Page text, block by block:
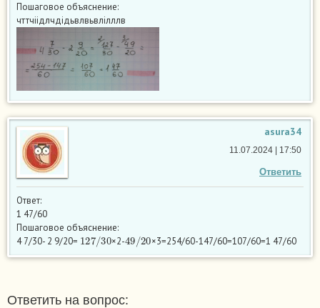
Пошаговое объяснение:
чттчіідлчдідьвлвьвлілллв
asura34
Ответить
11.07.2024 | 17:50
Ответ:
1 47/60
Пошаговое объяснение:
4 7/30- 2 9/20=
127/30
×2-
/20
×3=254/60-147/60=107/60=1 47/60
Ответить на вопрос: